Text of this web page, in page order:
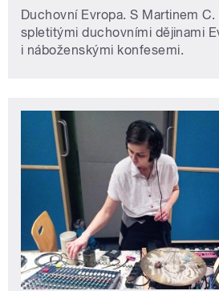
Duchovní Evropa. S Martinem
spletitými duchovními dějinami
i náboženskými konfesemi.